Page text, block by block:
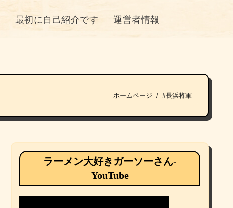
最初に自己紹介です 運営者情報
ホームページ #長浜将軍
ラーメン大好きガーソーさん-
YouTube